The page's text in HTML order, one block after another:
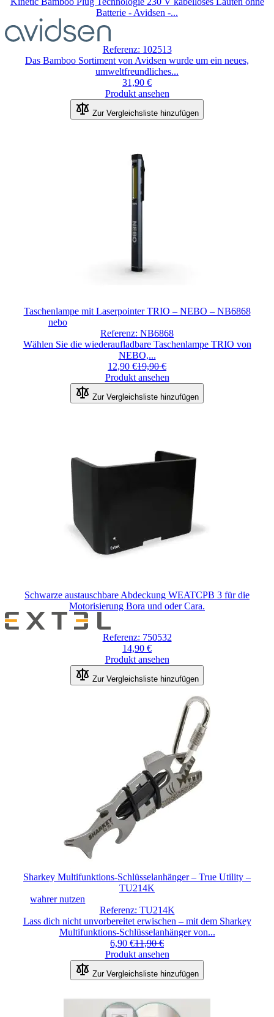
Batterie - Avidsen -...
Referenz: 102513
Das Bamboo Sortiment von Avidsen wurde um ein neues,
umweltfreundliches...
31,90 €
Produkt ansehen
Zur Vergleichsliste hinzufügen
Taschenlampe mit Laserpointer TRIO – NEBO – NB6868
nebo
Referenz: NB6868
Wählen Sie die wiederaufladbare Taschenlampe TRIO von
NEBO,...
12,90 €19,90 €
Produkt ansehen
Zur Vergleichsliste hinzufügen
Schwarze austauschbare Abdeckung WEATCPB 3 für die
Motorisierung Bora und oder Cara.
Referenz: 750532
14,90 €
Produkt ansehen
Zur Vergleichsliste hinzufügen
Sharkey Multifunktions-Schlüsselanhänger – True Utility –
TU214K
wahrer nutzen
Referenz: TU214K
Lass dich nicht unvorbereitet erwischen – mit dem Sharkey
Multifunktions-Schlüsselanhänger von...
6,90 €11,90 €
Produkt ansehen
Zur Vergleichsliste hinzufügen